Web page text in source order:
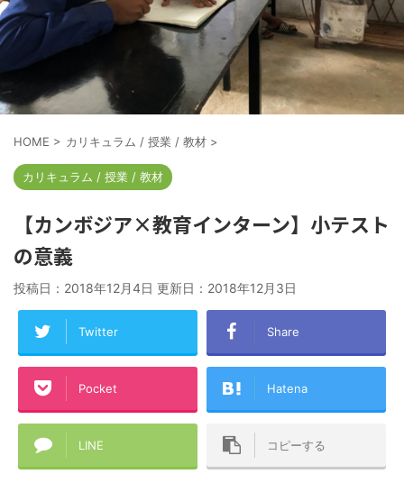
HOME > カリキュラム / 授業 / 教材 >
カリキュラム / 授業 / 教材
【カンボジア×教育インターン】小テスト
の意義
投稿日：2018年12月4日 更新日： 2018年12月3日
Twitter Share
Pocket Hatena
LINE コピーする